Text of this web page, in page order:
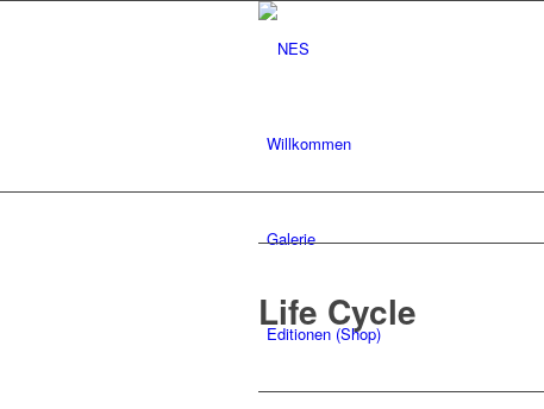
Willkommen
Galerie
Editionen (Shop)
Life Cycle